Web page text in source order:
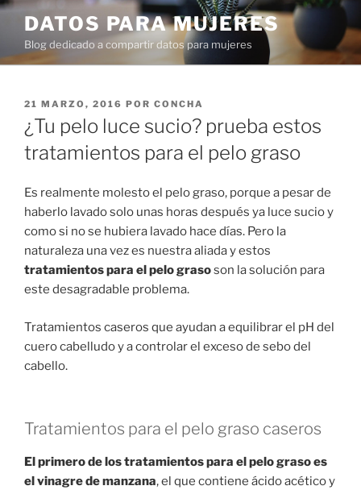
Ir
contenido
DATOS PARA MUJERES
Blog dedicado a compartir datos para mujeres
PUBLICADO
EN
21 MARZO, 2016 POR CONCHA
¿Tu pelo luce sucio? prueba estos
tratamientos para el pelo graso
Es realmente molesto el pelo graso, porque a pesar de
haberlo lavado solo unas horas después ya luce sucio y
como si no se hubiera lavado hace días. Pero la
naturaleza una vez es nuestra aliada y estos
tratamientos para el pelo grasoson la solución para
este desagradable problema.
Tratamientos caseros que ayudan a equilibrar el pH del
cuero cabelludo y a controlar el exceso de sebo del
cabello.
Tratamientos para el pelo graso caseros
El primero de los tratamientos para el pelo graso es
el vinagre de manzana, el que contiene ácido acético y